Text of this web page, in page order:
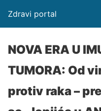
Zdravi portal
NOVA ERA U
TUMORA: Od
protiv raka –